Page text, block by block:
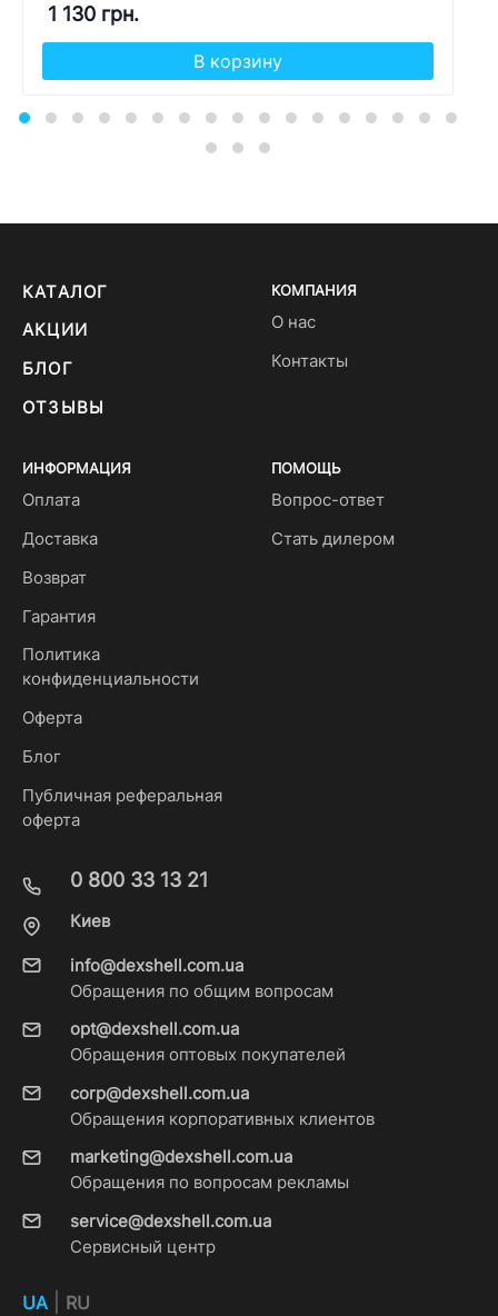
1 130 грн.
В корзину
КАТАЛОГ
АКЦИИ
БЛОГ
ОТЗЫВЫ
КОМПАНИЯ
О нас
Контакты
ИНФОРМАЦИЯ
Оплата
Доставка
Возврат
Гарантия
Политика
конфиденциальности
Оферта
Блог
Публичная реферальная
оферта
ПОМОЩЬ
Вопрос-ответ
Стать дилером
0 800 33 13 21
Киев
info@dexshell.com.ua
Обращения по общим вопросам
opt@dexshell.com.ua
Обращения оптовых покупателей
corp@dexshell.com.ua
Обращения корпоративных клиентов
marketing@dexshell.com.ua
Обращения по вопросам рекламы
service@dexshell.com.ua
Сервисный центр
UA RU